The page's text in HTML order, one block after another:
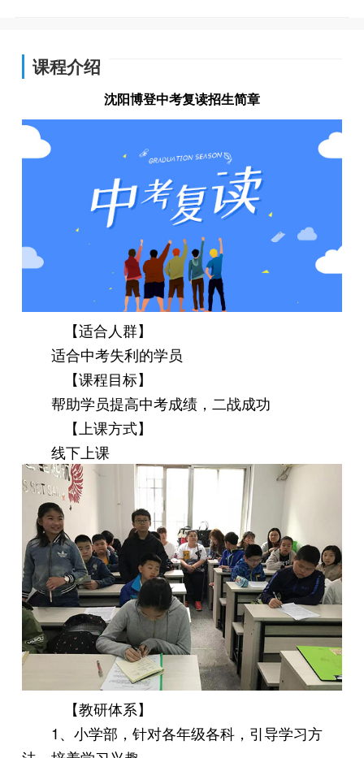
课程介绍
沈阳博登中考复读招生简章
【适合人群】
适合中考失利的学员
【课程目标】
帮助学员提高中考成绩，二战成功
【上课方式】
线下上课
【教研体系】
1、小学部，针对各年级各科，引导学习方